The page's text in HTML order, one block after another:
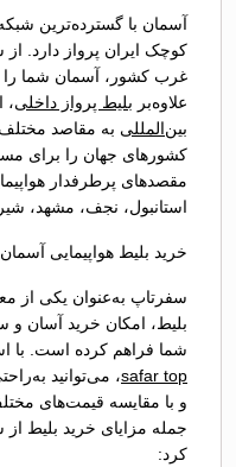
کوچک ایران پرواز دارد.
غرب کشور، آسمان شما را
علاوه‌بر بلیط پرواز داخلی،
بین‌المللی به مقاصد
کشورهای جهان را برای
مقصدهای پرطرفدار
استانبول، نجف، مشهد،
خرید بلیط هواپیمایی
سفرتاپ به‌عنوان یکی از
بلیط، امکان خرید آسان و
شما فراهم کرده است. با
safar top، می‌توانید
و با مقایسه قیمت‌های
جمله مزایای خرید بلیط
کرد: